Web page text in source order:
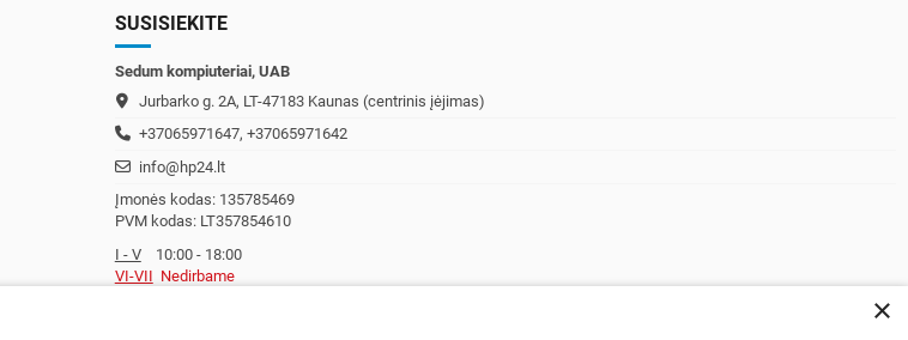
SUSISIEKITE
Sedum kompiuteriai, UAB
Jurbarko g. 2A, LT-47183 Kaunas (centrinis įėjimas)
+37065971647, +37065971642
info@hp24.lt
Įmonės kodas: 135785469
PVM kodas: LT357854610
I - V10:00 - 18:00
VI-VII Nedirbame
×